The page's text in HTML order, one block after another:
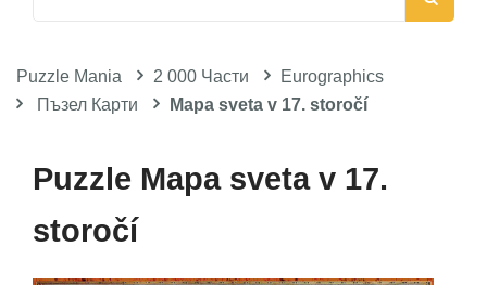
Puzzle Mania 2 000 Части
Eurographics
Пъзел Карти
Mapa sveta v 17. storočí
Puzzle Mapa sveta v 17.
storočí